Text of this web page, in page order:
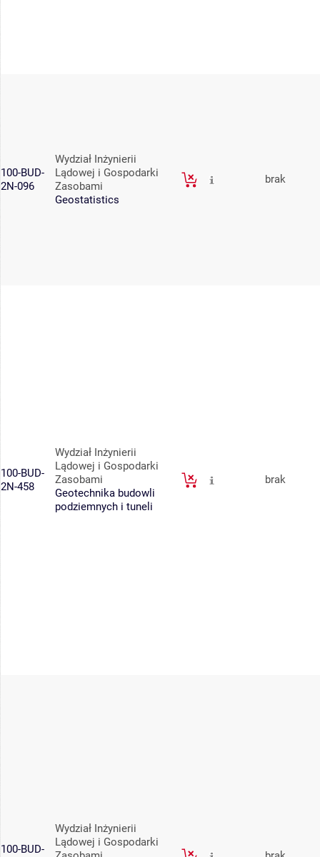
100-BUD-
2N-096
Wydział Inżynierii
Lądowej i Gospodarki
Zasobami
Geostatistics
brak
100-BUD-
2N-458
Wydział Inżynierii
Lądowej i Gospodarki
Zasobami
Geotechnika budowli
podziemnych i tuneli
brak
100-BUD-
Wydział Inżynierii
Lądowej i Gospodarki